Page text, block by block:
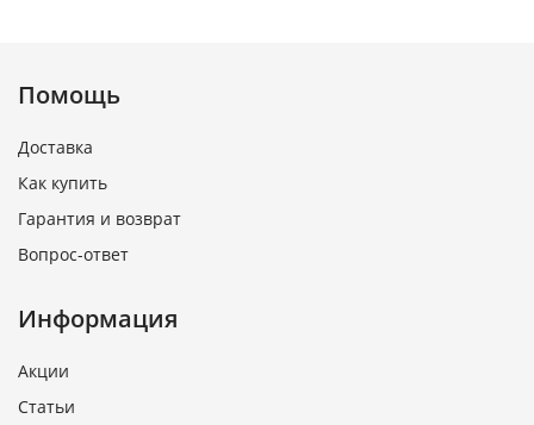
Помощь
Доставка
Как купить
Гарантия и возврат
Вопрос-ответ
Информация
Акции
Статьи